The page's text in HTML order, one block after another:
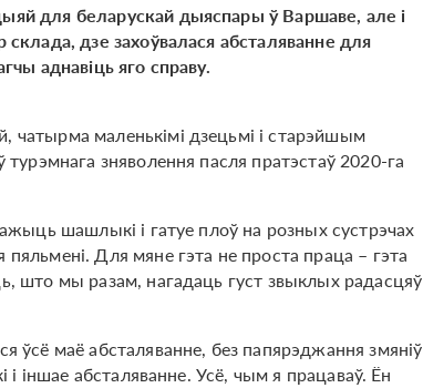
для беларускай дыяспары ў Варшаве, але і
дзе захоўвалася абсталяванне для
аднавіць яго справу.
маленькімі дзецьмі і старэйшым
зняволення пасля пратэстаў 2020-га
шашлыкі і гатуе плоў на розных сустрэчах
Для мяне гэта не проста праца – гэта
што мы разам, нагадаць густ звыклых радасцяў
ўсё маё абсталяванне, без папярэджання змяніў
і іншае абсталяванне. Усё, чым я працаваў. Ён